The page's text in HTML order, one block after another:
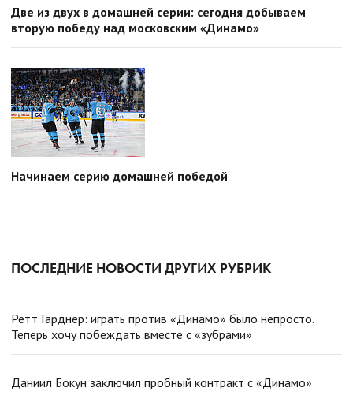
Две из двух в домашней серии: сегодня добываем
вторую победу над московским «Динамо»
Начинаем серию домашней победой
ПОСЛЕДНИЕ НОВОСТИ ДРУГИХ РУБРИК
Ретт Гарднер: играть против «Динамо» было непросто.
Теперь хочу побеждать вместе с «зубрами»
Даниил Бокун заключил пробный контракт с «Динамо»